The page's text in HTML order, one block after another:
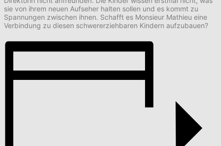
sie von ihrem neuen Aufseher halten sollen und es kommt zu
Spannungen zwischen ihnen. Schafft es Monsieur Mathieu eine
Verbindung zu diesen schwererziehbaren Kindern aufzubauen?